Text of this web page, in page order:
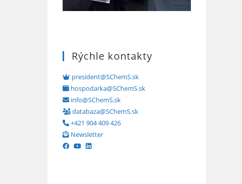
Rýchle kontakty
president@SChemS.sk
hospodarka@SChemS.sk
info@SChemS.sk
databaza@SChemS.sk
+421 904 409 426
Newsletter